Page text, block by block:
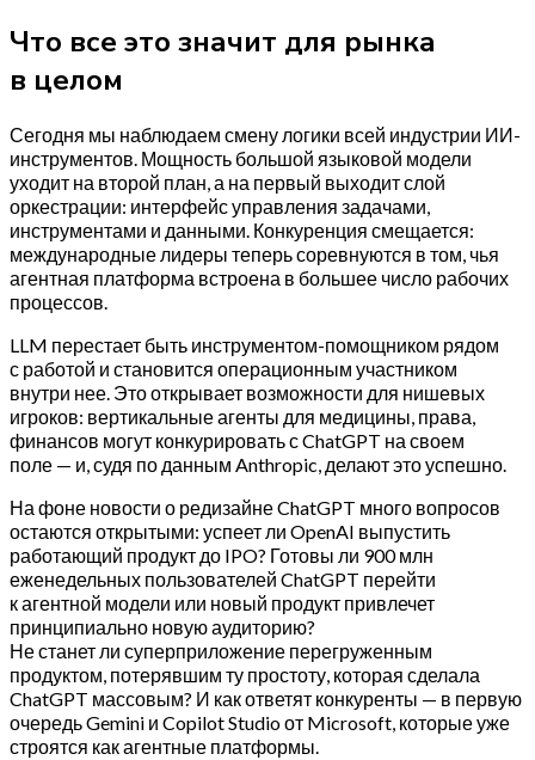
Что все это значит для рынка
в целом
Сегодня мы наблюдаем смену логики всей индустрии ИИ-
инструментов. Мощность большой языковой модели
уходит на второй план, а на первый выходит слой
оркестрации: интерфейс управления задачами,
инструментами и данными. Конкуренция смещается:
международные лидеры теперь соревнуются в том, чья
агентная платформа встроена в большее число рабочих
процессов.
LLM перестает быть инструментом-помощником рядом
с работой и становится операционным участником
внутри нее. Это открывает возможности для нишевых
игроков: вертикальные агенты для медицины, права,
финансов могут конкурировать с ChatGPT на своем
поле — и, судя по данным Anthropic, делают это успешно.
На фоне новости о редизайне ChatGPT много вопросов
остаются открытыми: успеет ли OpenAI выпустить
работающий продукт до IPO? Готовы ли 900 млн
еженедельных пользователей ChatGPT перейти
к агентной модели или новый продукт привлечет
принципиально новую аудиторию?
Не станет ли суперприложение перегруженным
продуктом, потерявшим ту простоту, которая сделала
ChatGPT массовым? И как ответят конкуренты — в первую
очередь Gemini и Copilot Studio от Microsoft, которые уже
строятся как агентные платформы.